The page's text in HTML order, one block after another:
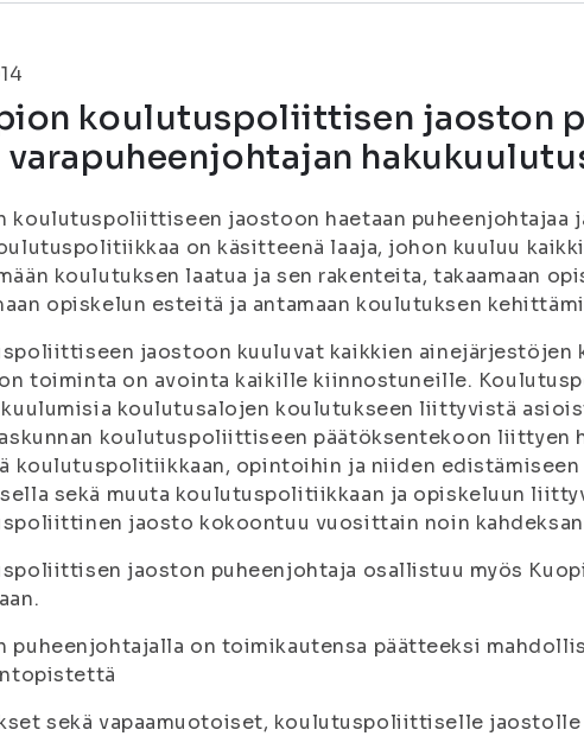
koulutuspoliittisen jaoston
varapuheenjohtajan
koulutuspoliittiseen jaostoon haetaan puheenjohtajaa
on käsitteenä laaja, johon kuuluu
koulutuksen laatua ja sen rakenteita, takaamaan
opiskelun esteitä ja antamaan koulutuksen
jaostoon kuuluvat kaikkien
toiminta on avointa kaikille kiinnostuneille.
koulutusalojen koulutukseen liittyvistä
koulutuspoliittiseen päätöksentekoon liittyen
koulutuspolitiikkaan, opintoihin ja niiden
sekä muuta koulutuspolitiikkaan ja opiskeluun
jaosto kokoontuu vuosittain noin kahdeksan
jaoston puheenjohtaja osallistuu myös
puheenjohtajalla on toimikautensa päätteeksi
sekä vapaamuotoiset, koulutuspoliittiselle